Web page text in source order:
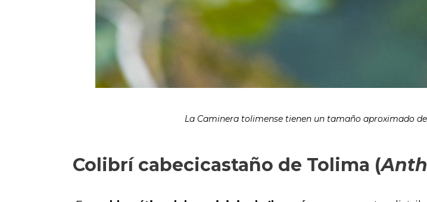
La Caminera tolimense tienen un tamaño aproximado
Colibrí cabecicastaño de Tolima (